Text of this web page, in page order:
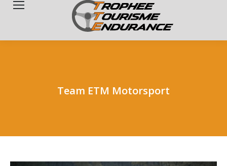
Team ETM Motorsport